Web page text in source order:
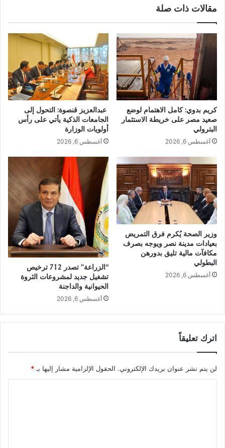
مقالات ذات صلة
كريم بدوي: كامل الاهتمام لوضع
صعيد مصر على خريطة الاستثمار
البترولي
أغسطس 6, 2026
عبدالعزيز قنصوة: التحول إلى
الجامعات الذكية يأتي على رأس
أولويات الوزارة
أغسطس 6, 2026
وزير الصحة يُكرم فرق التمريض
بعيادات مدينة نصر ويوجه بصرف
مكافآت مالية تليق بدورهن
البطولي
أغسطس 6, 2026
“الزراعة” تصدر 712 ترخيص
تشغيل جديد لمشروعات الثروة
الحيوانية والداجنة
أغسطس 6, 2026
اترك تعليقاً
لن يتم نشر عنوان بريدك الإلكتروني. الحقول الإلزامية مشار إليها بـ*